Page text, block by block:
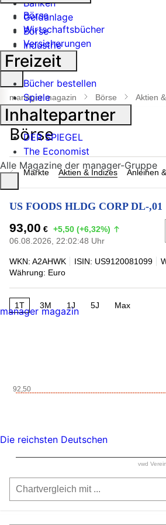
Banken
Geldanlage
Börse
Industrie
Suche
öffnen
manager magazin Börse Aktien
Märkte Aktien & Indizes Anleihen
US FOODS HLDG CORP DL-,01
93,00 € +5,50 (+6,32%)
06.08.2026, 22:02:48 Uhr
WKN: A2AHWK ISIN: US9120081099
Währung: Euro
1T 3M 1J 5J Max
92,50
vwd
Börse
Wirtschaftsbücher
Versicherungen
Freizeit
Bücher bestellen
Spiele
Inhaltepartner
DER SPIEGEL
The Economist
Alle Magazine der manager-Gruppe
manager magazin
Die reichsten Deutschen